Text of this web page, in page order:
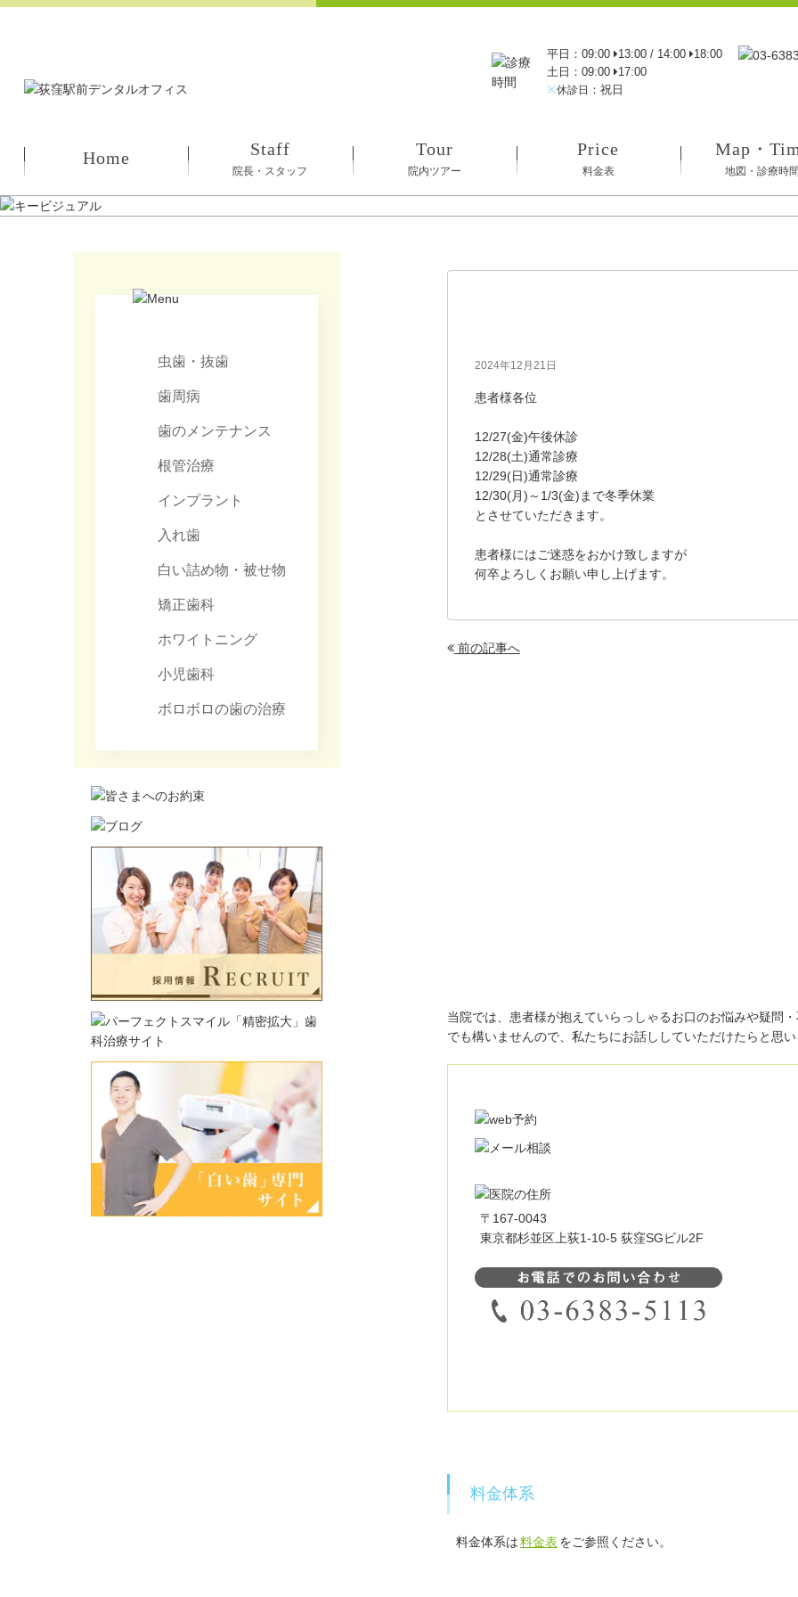
平日：09:00 13:00 / 14:00
18:00
土日：09:00
17:00
※休診日 ：祝日
Home Staff
院長・スタッフ
Tour
院内ツアー
Price
料金表
Map・
地図・診療時間
虫歯・抜歯
歯周病
歯のメンテナンス
根管治療
インプラント
入れ歯
白い詰め物・被せ物
矯正歯科
ホワイトニング
小児歯科
ボロボロの歯の治療
2024年12月21日
患者様各位
12/27(金)午後休診
12/28(土)通常診療
12/29(日)通常診療
12/30(月)～1/3(金)まで冬季休業
とさせていただきます。
患者様にはご迷惑をおかけ致しますが
何卒よろしくお願い申し上げます。
前の記事へ
当院では、患者様が抱えていらっしゃるお口のお悩みや疑問
でも構いませんので、私たちにお話ししていただけたらと思
〒167-0043
東京都杉並区上荻1-10-5 荻窪SGビル2F
料金体系
料金体系は料金表 をご参照ください。